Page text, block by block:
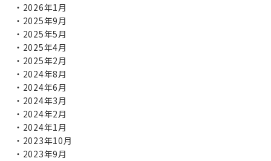
2026年1月
2025年9月
2025年5月
2025年4月
2025年2月
2024年8月
2024年6月
2024年3月
2024年2月
2024年1月
2023年10月
2023年9月